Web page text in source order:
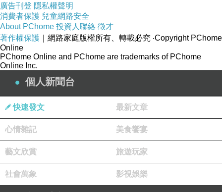
廣告刊登 隱私權聲明
消費者保護 兒童網路安全
About PChome 投資人聯絡 徵才
著作權保護 ｜網路家庭版權所有、轉載必究 ‧Copyright PChome
Online
PChome Online and PChome are trademarks of PChome
Online Inc.
個人新聞台
快速發文 最新文章
心情雜記 美食饗宴
藝文欣賞 旅遊玩家
社會萬象 影視娛樂